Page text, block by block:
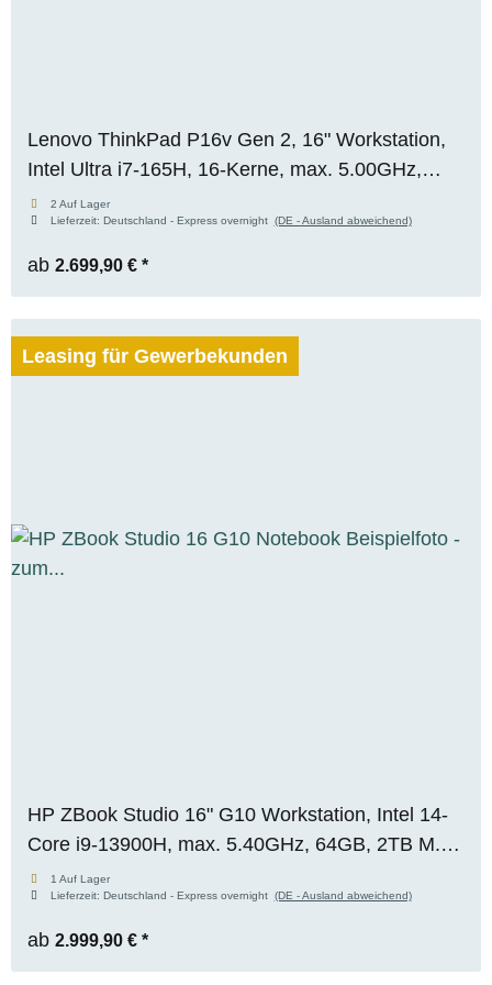
Lenovo ThinkPad P16v Gen 2, 16" Workstation,
Intel Ultra i7-165H, 16-Kerne, max. 5.00GHz,
64GB RAM, 1TB M.2 SSD, Nvidia RTX 2000
ADA (8GB), WUXGA, WIN 11 Pro, Vor-Ort-
Garantie bis 09/2029
2 Auf Lager
Lieferzeit: Deutschland - Express overnight (DE - Ausland abweichend)
ab 2.699,90 € *
Leasing für Gewerbekunden
HP ZBook Studio 16" G10 Workstation, Intel 14-
Core i9-13900H, max. 5.40GHz, 64GB, 2TB M.2
SSD, Nvidia GeForce RTX 4080 (12GB), 4K+
Premium Panel, WIN 11 Pro
1 Auf Lager
Lieferzeit: Deutschland - Express overnight (DE - Ausland abweichend)
ab 2.999,90 € *